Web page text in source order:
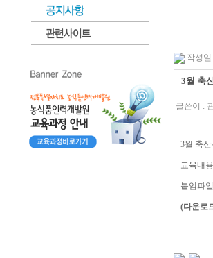
작성일
3월 축
글쓴이 :
3월 축
교육내
붙임파
(다운로